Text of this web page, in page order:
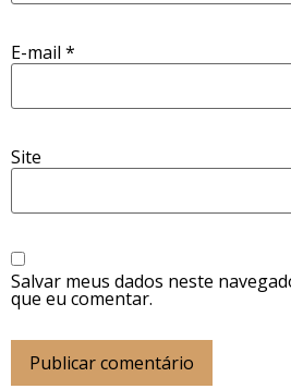
E-mail *
Site
Salvar meus dados neste
que eu comentar.